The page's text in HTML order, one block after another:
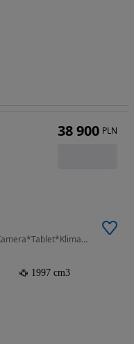
1997 cm3 • 163 KM • Książki*2xKluczyk*Kamera*Tablet*Klima*Hak*Radio*Gwarnacja w cenie*
1997 cm3
38 900 PLN